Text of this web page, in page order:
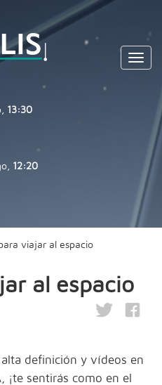
13:30
12:20
viajar al espacio
al espacio
alta definición y vídeos en
¡te sentirás como en el